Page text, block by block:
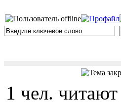
1 чел.